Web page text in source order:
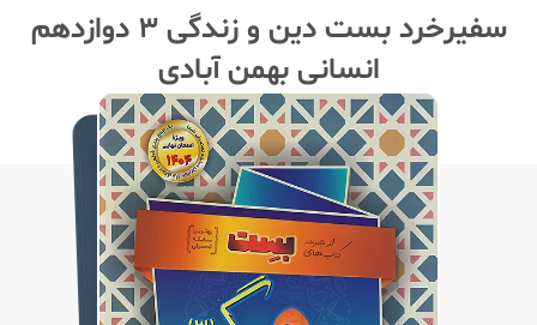
سفیرخرد بست دین و زندگی 3 دوازدهم
انسانی بهمن آبادی